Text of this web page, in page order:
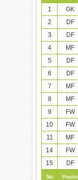
1 GK
2
DF
3
DF
4
MF
5
DF
6
DF
7
MF
8
MF
9
FW
10
FW
11
MF
14
FW
15
DF
No Posisi